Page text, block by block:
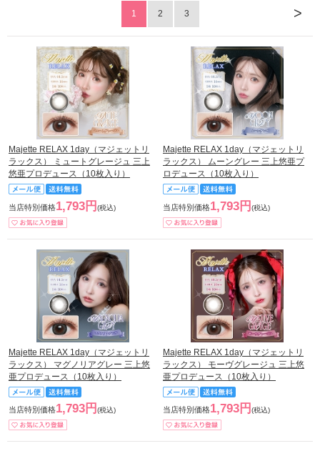
>
1 2 3
Majette RELAX 1day（マジェットリ
ラックス） ミュートグレージュ 三上
悠亜プロデュース（10枚入り）
当店特別価格1,793円 (税込)
Majette RELAX 1day（マジェットリ
ラックス） ムーングレー 三上悠亜プ
ロデュース（10枚入り）
当店特別価格1,793円 (税込)
Majette RELAX 1day（マジェットリ
ラックス） マグノリアグレー 三上悠
亜プロデュース（10枚入り）
当店特別価格1,793円 (税込)
Majette RELAX 1day（マジェットリ
ラックス） モーヴグレージュ 三上悠
亜プロデュース（10枚入り）
当店特別価格1,793円 (税込)